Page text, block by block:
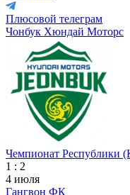
Плюсовой телеграм
Чонбук Хюндай Моторс
Чемпионат Республики
1 : 2
4 июля
Гангвон ФК